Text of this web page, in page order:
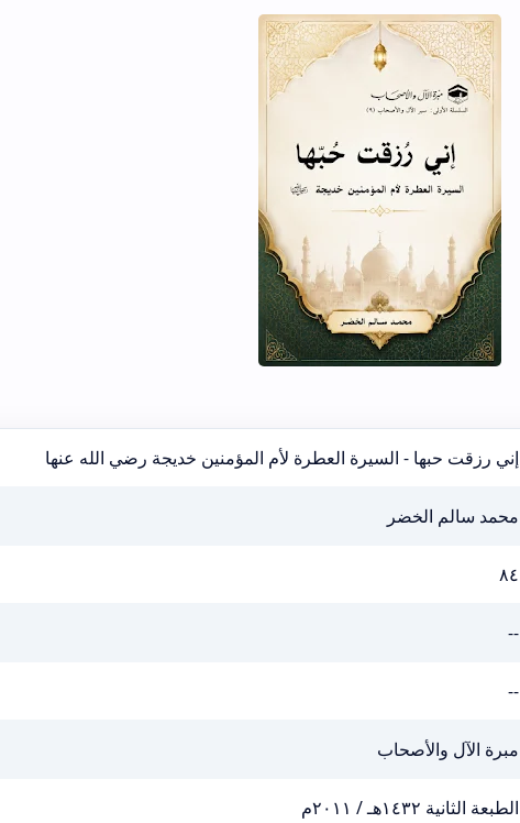
إني رزقت حبها - السيرة العطرة لأم المؤمنين خديجة رضي الله عنها
محمد سالم الخضر
٨٤
--
--
مبرة الآل والأصحاب
الطبعة الثانية ١٤٣٢هـ / ٢٠١١م